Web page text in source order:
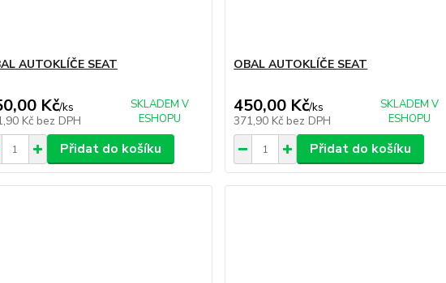
AUTOKLÍČE SEAT
Kč/ks
Kč bez DPH
SKLADEM V
ESHOPU
Přidat do košíku
OBAL AUTOKLÍČE SEAT
450,00 Kč/ks
371,90 Kč bez DPH
SKLADEM V
ESHOPU
Přidat do košíku